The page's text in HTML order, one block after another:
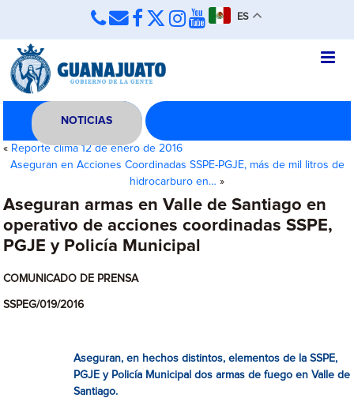
ES
NOTICIAS
« Reporte clima 12 de enero de 2016
Aseguran en Acciones Coordinadas SSPE-PGJE, más de mil litros de
hidrocarburo en… »
Aseguran armas en Valle de Santiago en
operativo de acciones coordinadas SSPE,
PGJE y Policía Municipal
COMUNICADO DE PRENSA
SSPEG/019/2016
Aseguran, en hechos distintos, elementos de la SSPE,
PGJE y Policía Municipal dos armas de fuego en Valle de
Santiago.